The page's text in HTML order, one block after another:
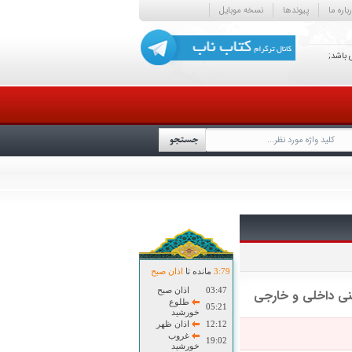
ما پیوندها نسخه موبایل
باشد;
3:79 مانده تا اذان صبح
03:47
اذان صبح
05:21
طلوع
خورشید
12:12
اذان ظهر
19:02
غروب
خورشید
داخلی و خارجی